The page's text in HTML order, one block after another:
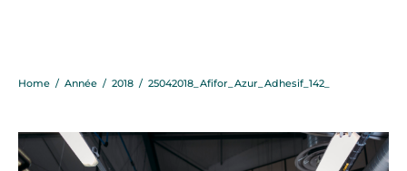
Home / Année / 2018 / 25042018_Afifor_Azur_Adhesif_142_